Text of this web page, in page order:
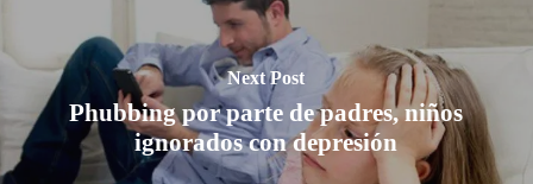
Next Post
Phubbing por parte de padres, niños
ignorados con depresión